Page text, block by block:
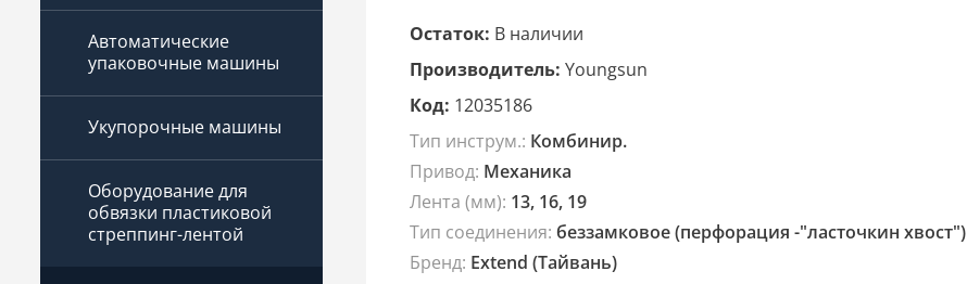
Автоматические
упаковочные машины
Укупорочные машины
Оборудование для
обвязки пластиковой
стреппинг-лентой
Остаток: В наличии
Производитель: Youngsun
Код: 12035186
Тип инструм.: Комбинир.
Привод: Механика
Лента (мм): 13, 16, 19
Тип соединения: беззамковое (перфорация -"ласточкин хвост")
Бренд: Extend (Тайвань)